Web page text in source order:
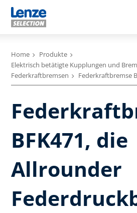
Home
Produkte
Elektrisch betätigte Kupplungen und
Federkraftbremsen
Federkraftbremse
BFK471, die
Allrounder